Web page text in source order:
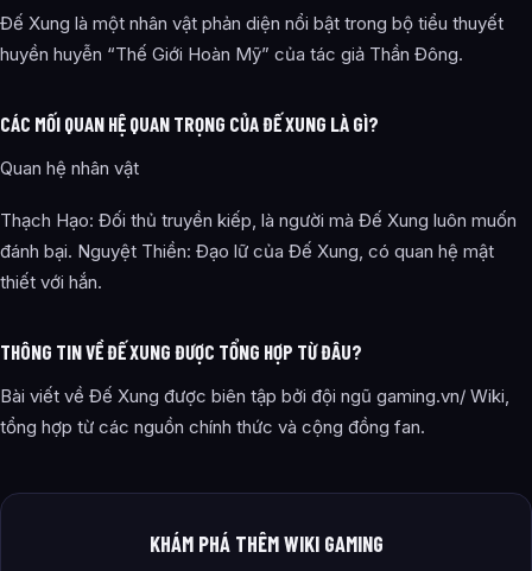
Đế Xung là một nhân vật phản diện nổi bật trong bộ tiểu thuyết
huyền huyễn “Thế Giới Hoàn Mỹ” của tác giả Thần Đông.
CÁC MỐI QUAN HỆ QUAN TRỌNG CỦA ĐẾ XUNG LÀ GÌ?
Quan hệ nhân vật
Thạch Hạo: Đối thủ truyền kiếp, là người mà Đế Xung luôn muốn
đánh bại. Nguyệt Thiền: Đạo lữ của Đế Xung, có quan hệ mật
thiết với hắn.
THÔNG TIN VỀ ĐẾ XUNG ĐƯỢC TỔNG HỢP TỪ ĐÂU?
Bài viết về Đế Xung được biên tập bởi đội ngũ gaming.vn/ Wiki,
tổng hợp từ các nguồn chính thức và cộng đồng fan.
KHÁM PHÁ THÊM WIKI GAMING